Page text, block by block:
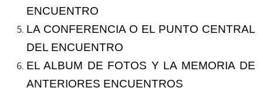
ENCUENTRO
LA CONFERENCIA O EL PUNTO CENTRAL
DEL ENCUENTRO
EL ALBUM DE FOTOS Y LA MEMORIA DE
ANTERIORES ENCUENTROS